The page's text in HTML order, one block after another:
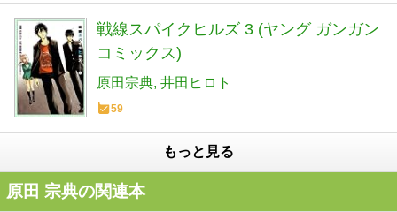
戦線スパイクヒルズ 3 (ヤング ガンガン
コミックス)
原田宗典 井田ヒロト
59
もっと見る
原田 宗典の関連本